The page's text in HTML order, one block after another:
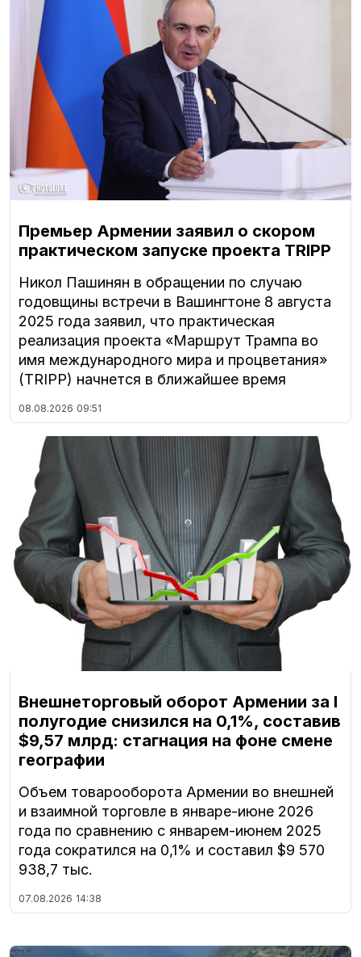
Премьер Армении заявил о скором
практическом запуске проекта TRIPP
Никол Пашинян в обращении по случаю
годовщины встречи в Вашингтоне 8 августа
2025 года заявил, что практическая
реализация проекта «Маршрут Трампа во
имя международного мира и процветания»
(TRIPP) начнется в ближайшее время
08.08.2026 09:51
Внешнеторговый оборот Армении за I
полугодие снизился на 0,1%, составив
$9,57 млрд: стагнация на фоне смене
географии
Объем товарооборота Армении во внешней
и взаимной торговле в январе-июне 2026
года по сравнению с январем-июнем 2025
года сократился на 0,1% и составил $9 570
938,7 тыс.
07.08.2026 14:38